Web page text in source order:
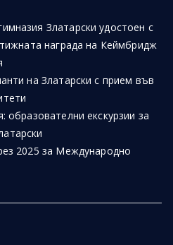
Златарски удостоен с
награда на Кеймбридж
на Златарски с прием във
образователни екскурзии за
2025 за Международно